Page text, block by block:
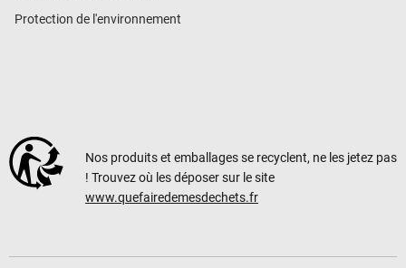
Protection de l'environnement
Nos produits et emballages se recyclent, ne les jetez pas
! Trouvez où les déposer sur le site
www.quefairedemesdechets.fr